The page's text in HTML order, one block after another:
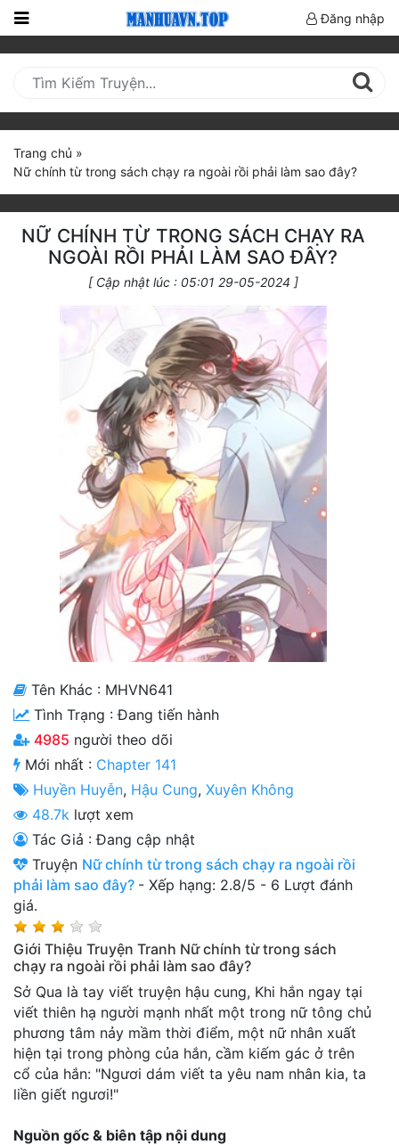
Nhật
(current)
BXH
Thể Loại
Truyện Mới Ra
Huyền Huyễn
Lịch Sử
Mạt Thế
Ngôn Tình
Thanh xuân - Vườn trường
Truyện Sáng Tác
Trùng Sinh
Trọng sinh
Tu Tiên
Xuyên Không
Đô Thị
Tin
Đăng nhập
Trang chủ »
Nữ chính từ trong sách chạy ra ngoài rồi phải làm sao đây?
NỮ CHÍNH TỪ TRONG SÁCH CHẠY RA
NGOÀI RỒI PHẢI LÀM SAO ĐÂY?
[ Cập nhật lúc : 05:01 29-05-2024 ]
Tên Khác : MHVN641
Tình Trạng :Đang tiến hành
4985 người theo dõi
Mới nhất : Chapter 141
Huyền Huyễn, Hậu Cung, Xuyên Không
48.7k lượt xem
Tác Giả : Đang cập nhật
Truyện Nữ chính từ trong sách chạy ra ngoài rồi
phải làm sao đây? - Xếp hạng: 2.8/5 - 6 Lượt đánh
giá.
Giới Thiệu Truyện Tranh Nữ chính từ trong sách
chạy ra ngoài rồi phải làm sao đây?
Sở Qua là tay viết truyện hậu cung, Khi hắn ngay tại
viết thiên hạ người mạnh nhất một trong nữ tông chủ
phương tâm nảy mầm thời điểm, một nữ nhân xuất
hiện tại trong phòng của hắn, cầm kiếm gác ở trên
cổ của hắn: "Ngươi dám viết ta yêu nam nhân kia, ta
liền giết ngươi!"
Nguồn gốc & biên tập nội dung